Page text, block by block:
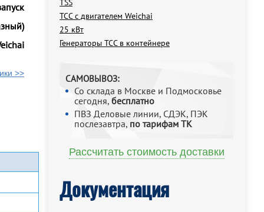
TSS
ТСС с двигателем Weichai
25 кВт
Генераторы ТСС в контейнере
САМОВЫВОЗ:
Со склада в Москве и Подмосковье
сегодня, бесплатно
ПВЗ Деловые линии, СДЭК, ПЭК
послезавтра, по тарифам ТК
Рассчитать стоимость доставки
Документация
>>